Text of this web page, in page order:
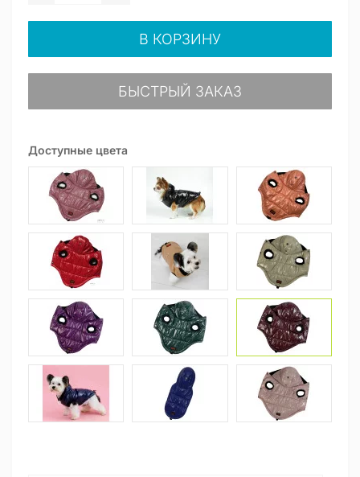
Доступные цвета
В КОРЗИНУ
БЫСТРЫЙ ЗАКАЗ